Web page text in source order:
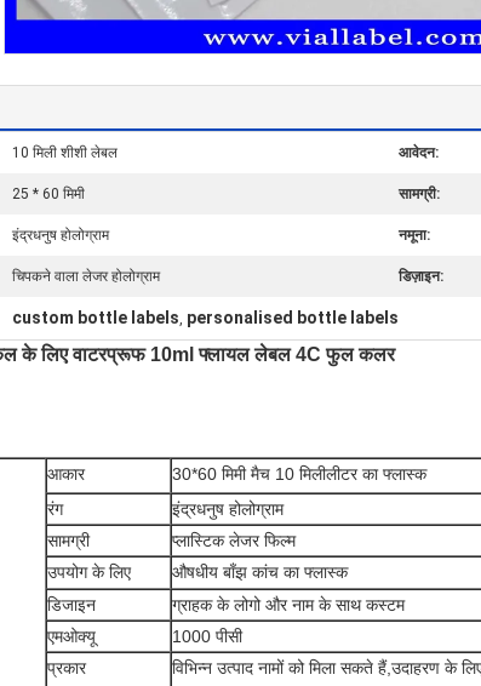
10 मिली शीशी लेबल आवेदन:
25 * 60 मिमी सामग्री:
इंद्रधनुष होलोग्राम नमूना:
चिपकने वाला लेजर होलोग्राम डिज़ाइन:
custom bottle labels, personalised bottle labels
के लिए वाटरप्रूफ 10ml फ्लायल लेबल 4C फुल कलर
आकार
30*60 मिमी मैच 10 मिलीलीटर का फ्लास्क
रंग
इंद्रधनुष होलोग्राम
सामग्री
प्लास्टिक लेजर फिल्म
उपयोग के लिए
औषधीय बाँझ कांच का फ्लास्क
डिजाइन
ग्राहक के लोगो और नाम के साथ कस्टम
एमओक्यू
1000 पीसी
प्रकार
विभिन्न उत्पाद नामों को मिला सकते हैं,उदाहरण के